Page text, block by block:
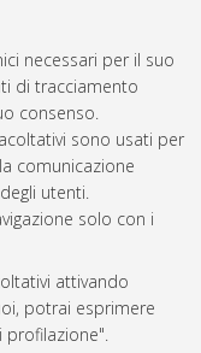
necessari per il suo
di tracciamento
consenso.
sono usati per
comunicazione
utenti.
solo con i
attivando
potrai esprimere
profilazione".
Alma Mater
di ricerca in
Aug 5 20:47:44 2026